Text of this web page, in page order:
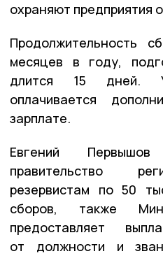
охраняют предприятия
Продолжительность
месяцев в году,
длится 15 дней.
оплачивается
зарплате.
Евгений
правительство
резервистам по 50
сборов, также
предоставляет
от должности и